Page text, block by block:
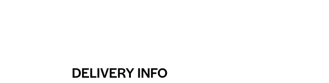
DELIVERY INFO